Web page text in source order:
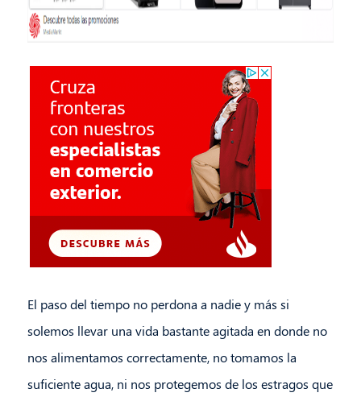
El paso del tiempo no perdona a nadie y más si
solemos llevar una vida bastante agitada en donde no
nos alimentamos correctamente, no tomamos la
suficiente agua, ni nos protegemos de los estragos que